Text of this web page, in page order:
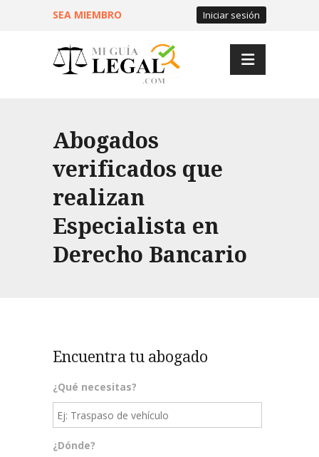
SEA MIEMBRO Iniciar sesión
Abogados
verificados que
realizan
Especialista en
Derecho Bancario
Encuentra tu abogado
¿Qué necesitas?
¿Dónde?